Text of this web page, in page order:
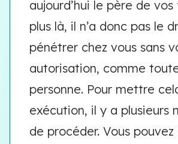
aujourd’hui le père de
plus là, il n’a donc pas le
pénétrer chez vous sans
autorisation, comme
personne. Pour mettre
exécution, il y a plusieurs
de procéder. Vous pouvez